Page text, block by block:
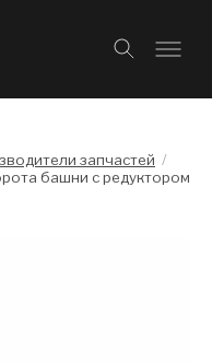
запчастей /
башни с редуктором